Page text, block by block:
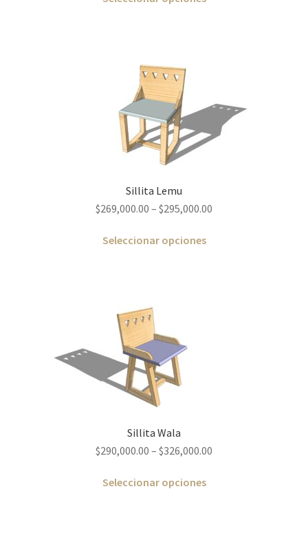
Sillita Lemu
$269,000.00 – $295,000.00
Seleccionar opciones
Sillita Wala
$290,000.00 – $326,000.00
Seleccionar opciones